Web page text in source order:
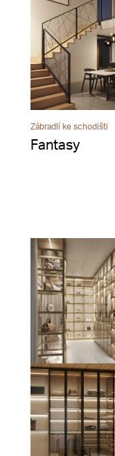
Zábradlí ke schodišti
Fantasy